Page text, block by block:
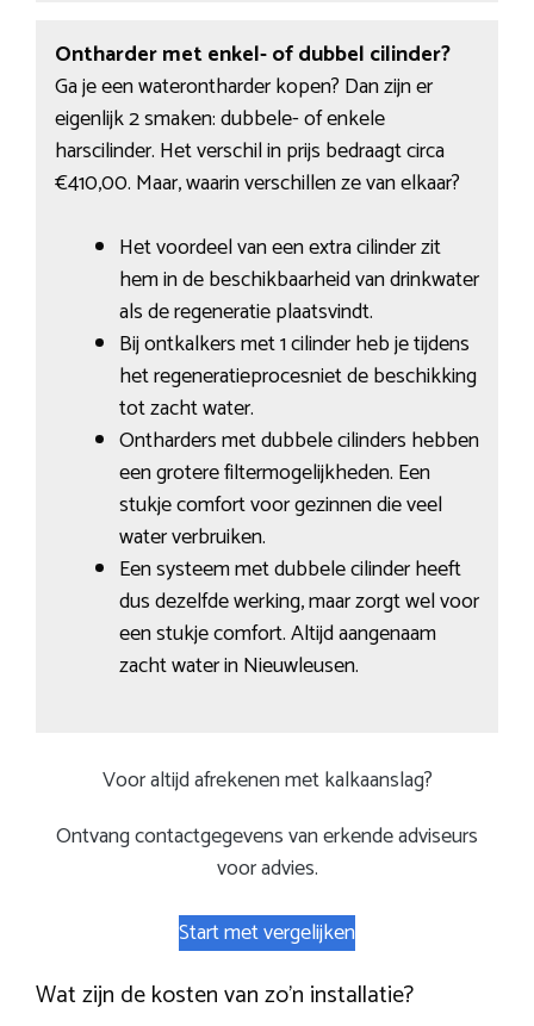
Ontharder met enkel- of dubbel cilinder?
Ga je een waterontharder kopen? Dan zijn er
eigenlijk 2 smaken: dubbele- of enkele
harscilinder. Het verschil in prijs bedraagt circa
€410,00. Maar, waarin verschillen ze van elkaar?
Het voordeel van een extra cilinder zit
hem in de beschikbaarheid van drinkwater
als de regeneratie plaatsvindt.
Bij ontkalkers met 1 cilinder heb je tijdens
het regeneratieprocesniet de beschikking
tot zacht water.
Ontharders met dubbele cilinders hebben
een grotere filtermogelijkheden. Een
stukje comfort voor gezinnen die veel
water verbruiken.
Een systeem met dubbele cilinder heeft
dus dezelfde werking, maar zorgt wel voor
een stukje comfort. Altijd aangenaam
zacht water in Nieuwleusen.
Voor altijd afrekenen met kalkaanslag?
Ontvang contactgegevens van erkende adviseurs
voor advies.
Start met vergelijken
Wat zijn de kosten van zo’n installatie?